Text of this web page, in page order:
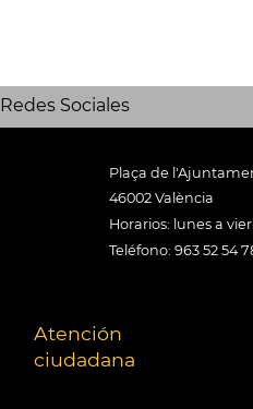
Redes Sociales
Plaça de
46002 València
Horarios: lunes a
Teléfono: 963 52 54
Atención
ciudadana